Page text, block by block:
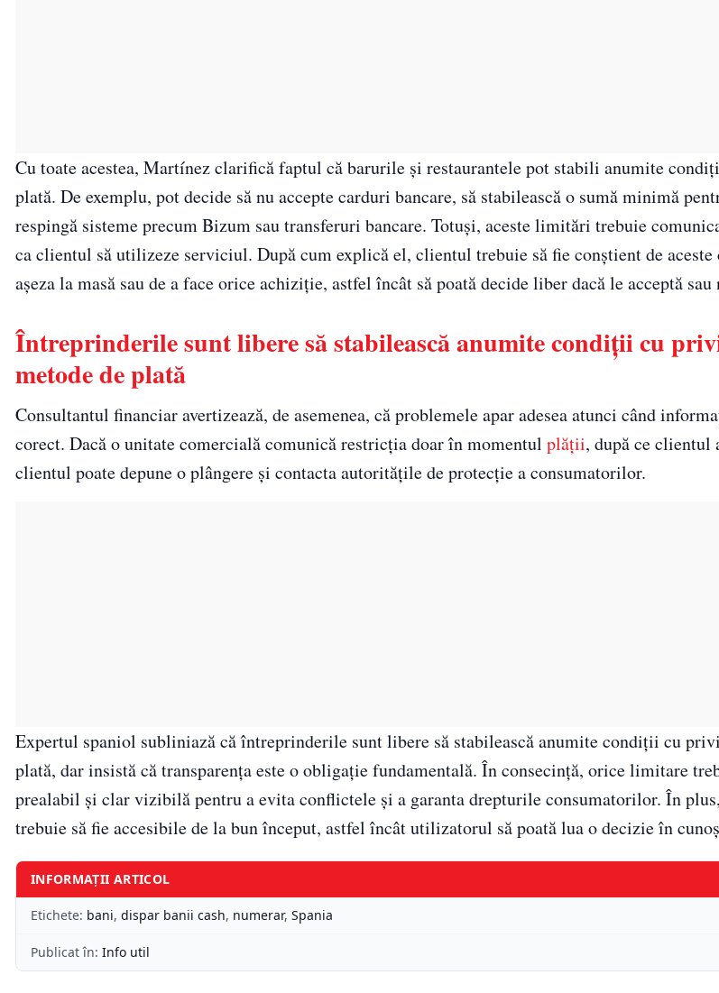
Cu toate acestea, Martínez clarifică faptul că barurile și restaurantele pot stabili anumite
plată. De exemplu, pot decide să nu accepte carduri bancare, să stabilească o sumă minimă
respingă sisteme precum Bizum sau transferuri bancare. Totuși, aceste limitări trebuie
ca clientul să utilizeze serviciul. După cum explică el, clientul trebuie să fie conștient de
așeza la masă sau de a face orice achiziție, astfel încât să poată decide liber dacă le acceptă sau
Întreprinderile sunt libere să stabilească anumite condiții cu
metode de plată
Consultantul financiar avertizează, de asemenea, că problemele apar adesea atunci când
corect. Dacă o unitate comercială comunică restricția doar în momentul plății, după ce clientul
clientul poate depune o plângere și contacta autoritățile de protecție a consumatorilor.
Expertul spaniol subliniază că întreprinderile sunt libere să stabilească anumite condiții cu
plată, dar insistă că transparența este o obligație fundamentală. În consecință, orice limitare
prealabil și clar vizibilă pentru a evita conflictele și a garanta drepturile consumatorilor. În
trebuie să fie accesibile de la bun început, astfel încât utilizatorul să poată lua o decizie în
INFORMAȚII ARTICOL
Etichete: bani, dispar banii cash, numerar, Spania
Publicat în: Info util